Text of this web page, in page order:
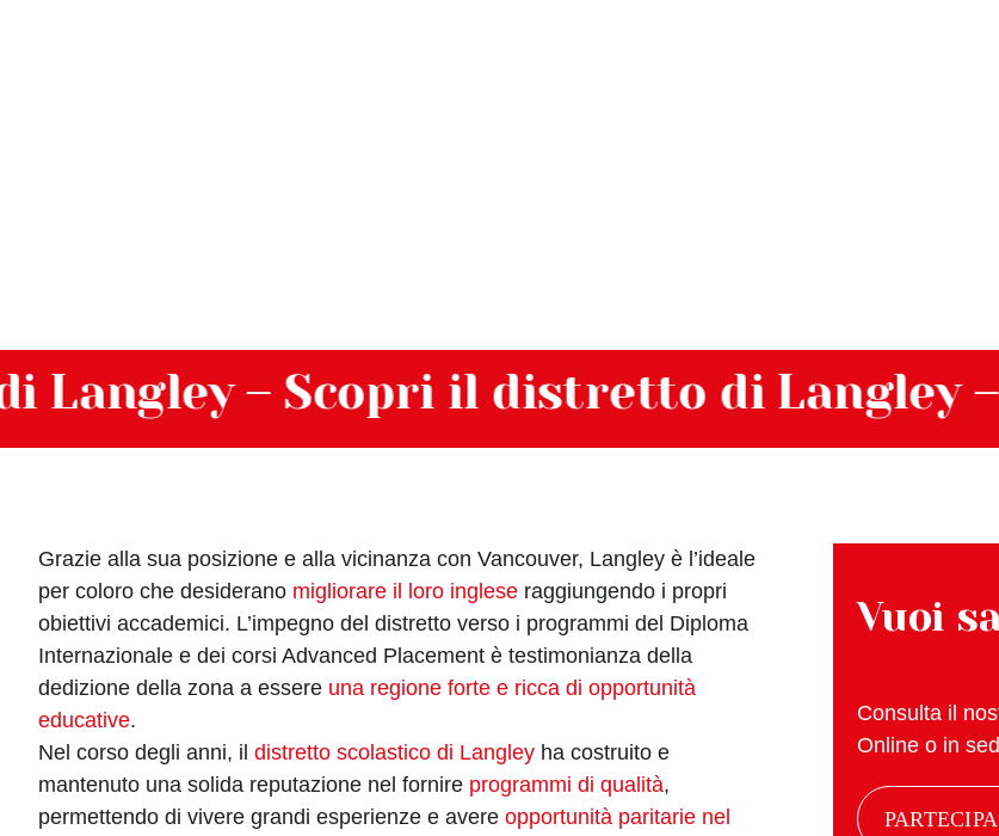
– Scopri il distretto di Langley –
Grazie alla sua posizione e alla vicinanza con Vancouver, Langley è l’ideale
per coloro che desiderano migliorare il loro ingleseraggiungendo i propri
obiettivi accademici. L’impegno del distretto verso i programmi del Diploma
Internazionale e dei corsi Advanced Placement è testimonianza della
dedizione della zona a essere una regione forte e ricca di opportunità
educative.
Nel corso degli anni, il distretto scolastico di Langleyha costruito e
mantenuto una solida reputazione nel fornire programmi di qualità,
permettendo di vivere grandi esperienze e avere opportunità paritarie nel
Vuoi
Consulta il
Online o in